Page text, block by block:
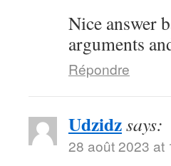
Nice answer
arguments
Répondre
Udzidzsays:
28 août 2023 at